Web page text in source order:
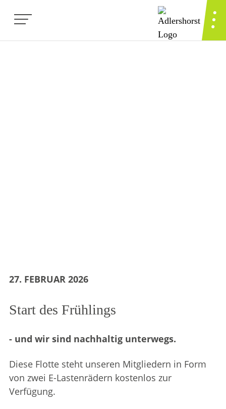
27. FEBRUAR 2026
Start des Frühlings
- und wir sind nachhaltig unterwegs.
Diese Flotte steht unseren Mitgliedern in Form
von zwei E-Lastenrädern kostenlos zur
Verfügung.